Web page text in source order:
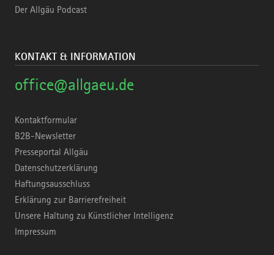
Der Allgäu Podcast
KONTAKT & INFORMATION
office@allgaeu.de
Kontaktformular
B2B-Newsletter
Presseportal Allgäu
Datenschutzerklärung
Haftungsausschluss
Erklärung zur Barrierefreiheit
Unsere Haltung zu Künstlicher Intelligenz
Impressum